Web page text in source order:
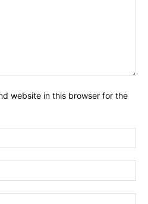
website in this browser for the